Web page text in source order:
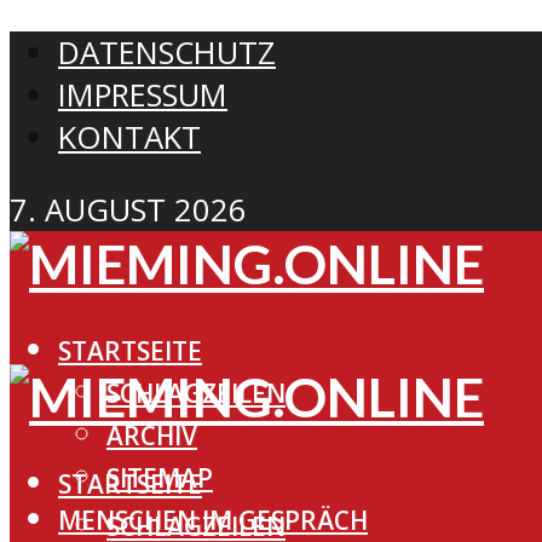
DATENSCHUTZ
IMPRESSUM
KONTAKT
7. AUGUST 2026
STARTSEITE
SCHLAGZEILEN
ARCHIV
SITEMAP
MENSCHEN IM GESPRÄCH
STARTSEITE
SCHLAGZEILEN